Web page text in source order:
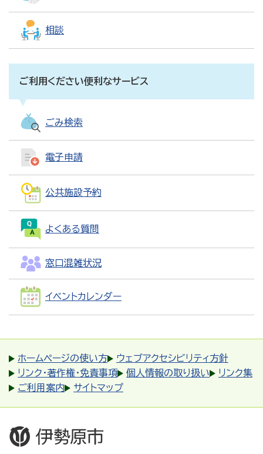
相談
ご利用ください便利なサービス
ごみ検索
電子申請
公共施設予約
よくある質問
窓口混雑状況
イベントカレンダー
ホームページの使い方
ウェブアクセシビリティ方針
リンク・著作権・免責事項
個人情報の取り扱い
リンク集
ご利用案内
サイトマップ